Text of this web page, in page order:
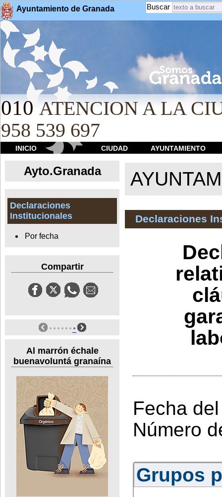
Ayuntamiento de Granada Buscar
010 ATENCION A LA
958 539 697
INICIO CIUDAD AYUNTAMIENTO
Ayto.Granada
Declaraciones
Institucionales
Por fecha
Compartir
Al marrón échale
buenavoluntá granaína
Declaraciones
Fecha
Número
Grupos